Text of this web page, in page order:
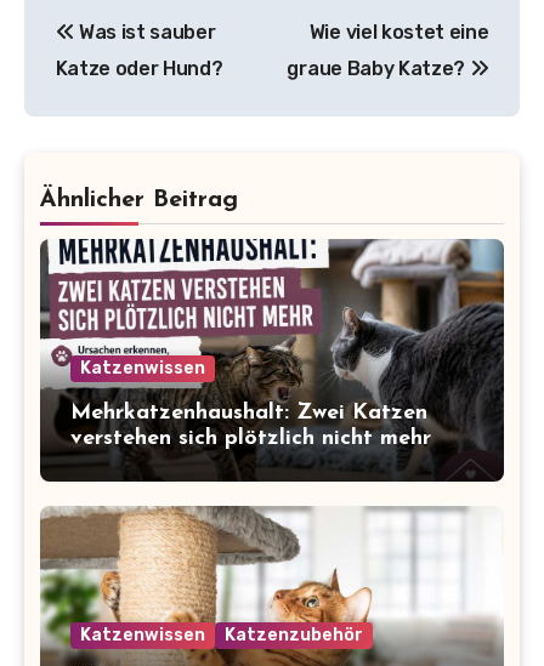
Was ist sauber
Katze oder Hund?
Wie viel kostet eine
graue Baby Katze?
Ähnlicher Beitrag
Katzenwissen
Mehrkatzenhaushalt: Zwei Katzen
verstehen sich plötzlich nicht mehr
Katzenwissen Katzenzubehör